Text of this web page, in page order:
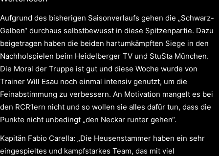
Aufgrund des bisherigen Saisonverlaufs gehen die „Schwarz-
Gelben“ durchaus selbstbewusst in diese Spitzenpartie. Dazu
beigetragen haben die beiden hartumkämpften Siege in den
Nachholspielen beim Heidelberger TV und StuSta München.
Die Moral der Truppe ist gut und diese Woche wurde von
Trainer Will Esau noch einmal intensiv genutzt, um die
Feinabstimmung zu verbessern. An Motivation mangelt es bei
den RCR’lern nicht und so wollen sie alles dafür tun, dass die
Punkte nicht unbedingt „den Neckar runter gehen“.
Kapitän Fabio Carella: „Die Heusenstammer haben ein sehr
eingespieltes und kampfstarkes Team, das mit viel